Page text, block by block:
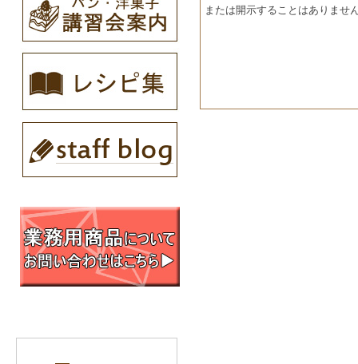
または開示することはありませ